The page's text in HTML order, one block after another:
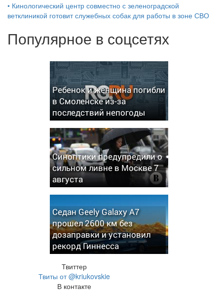
• Кинологический центр совместно с зеленоградской
ветклиникой готовит служебных собак для работы в зоне СВО
Популярное в соцсетях
Ребенок и женщина погибли
в Смоленске из-за
последствий непогоды
Синоптики предупредили о
сильном ливне в Москве 7
августа
Седан Geely Galaxy A7
прошел 2600 км без
дозаправки и установил
рекорд Гиннесса
Твиттер
Твиты от @kriukovskie
В контакте